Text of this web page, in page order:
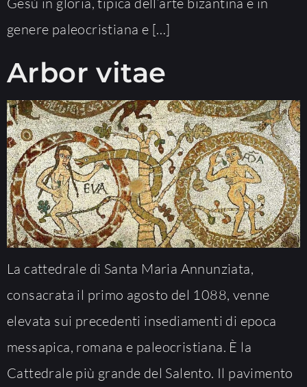
genere paleocristiana e […]
Arbor vitae
La cattedrale di Santa Maria Annunziata,
consacrata il primo agosto del 1088, venne
elevata sui precedenti insediamenti di epoca
messapica, romana e paleocristiana. È la
Cattedrale più grande del Salento. Il pavimento